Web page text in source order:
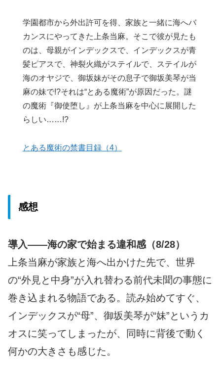
学園都市から外出許可を得、家族と一緒に海へバ
カンスにやってきた上条当麻。そこで彼が見たも
のは、母親がインデックスで、インデックスが青
髪ピアスで、神裂火織がステイルで、ステイルが
海のオヤジで、御坂妹がその息子で御坂美琴が当
麻の妹で!?それは“とある魔術”が原因だった。謎
の魔術『御使堕し』が上条当麻を中心に展開した
らしい……!?
とある魔術の禁書目録（4）
感想
導入――海の家で始まる違和感（8/28）
上条当麻が家族と海へ出かけた先で、世界
の“外見と中身”が入れ替わる前代未聞の事態に
巻き込まれる物語である。読み始めてすぐ、
インデックスが“母”、御坂美琴が“妹”というカ
オスに笑ってしまったが、同時に背後で動く
何かの大きさも感じた。